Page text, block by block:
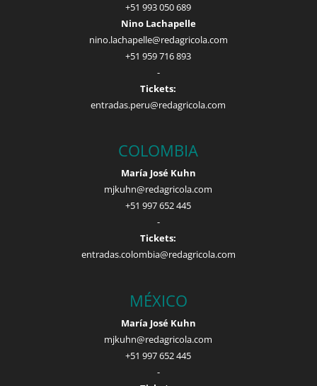
+51 993 050 689
Nino Lachapelle
nino.lachapelle@redagricola.com
+51 959 716 893
-
Tickets:
entradas.peru@redagricola.com
COLOMBIA
María José Kuhn
mjkuhn@redagricola.com
+51 997 652 445
-
Tickets:
entradas.colombia@redagricola.com
MÉXICO
María José Kuhn
mjkuhn@redagricola.com
+51 997 652 445
-